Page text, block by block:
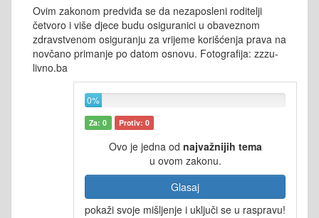
Ovim zakonom predviđa se da nezaposleni roditelji
četvoro i više djece budu osiguranici u obaveznom
zdravstvenom osiguranju za vrijeme korišćenja prava na
novčano primanje po datom osnovu. Fotografija: zzzu-
livno.ba
0%
Za: 0 Protiv: 0
Ovo je jedna od najvažnijih tema
u ovom zakonu.
Glasaj
pokaži svoje mišljenje i uključi se u raspravu!